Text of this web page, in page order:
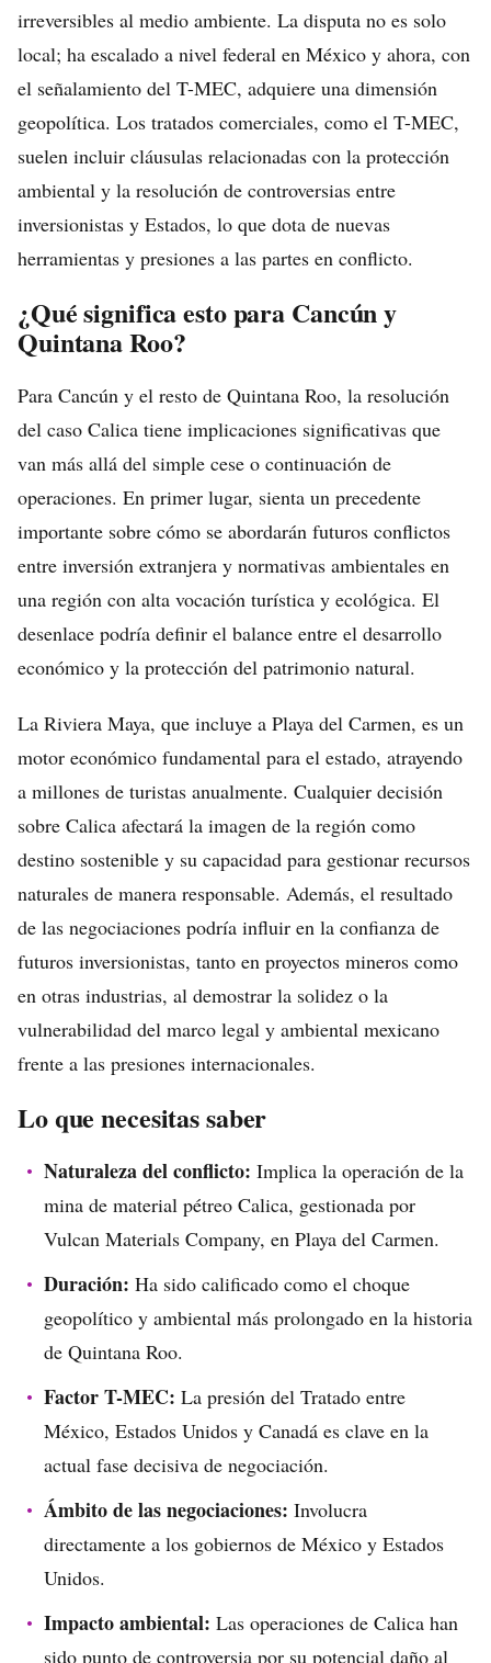
irreversibles al medio ambiente. La disputa no es solo
local; ha escalado a nivel federal en México y ahora, con
el señalamiento del T-MEC, adquiere una dimensión
geopolítica. Los tratados comerciales, como el T-MEC,
suelen incluir cláusulas relacionadas con la protección
ambiental y la resolución de controversias entre
inversionistas y Estados, lo que dota de nuevas
herramientas y presiones a las partes en conflicto.
¿Qué significa esto para Cancún y
Quintana Roo?
Para Cancún y el resto de Quintana Roo, la resolución
del caso Calica tiene implicaciones significativas que
van más allá del simple cese o continuación de
operaciones. En primer lugar, sienta un precedente
importante sobre cómo se abordarán futuros conflictos
entre inversión extranjera y normativas ambientales en
una región con alta vocación turística y ecológica. El
desenlace podría definir el balance entre el desarrollo
económico y la protección del patrimonio natural.
La Riviera Maya, que incluye a Playa del Carmen, es un
motor económico fundamental para el estado, atrayendo
a millones de turistas anualmente. Cualquier decisión
sobre Calica afectará la imagen de la región como
destino sostenible y su capacidad para gestionar recursos
naturales de manera responsable. Además, el resultado
de las negociaciones podría influir en la confianza de
futuros inversionistas, tanto en proyectos mineros como
en otras industrias, al demostrar la solidez o la
vulnerabilidad del marco legal y ambiental mexicano
frente a las presiones internacionales.
Lo que necesitas saber
Naturaleza del conflicto: Implica la operación de la
mina de material pétreo Calica, gestionada por
Vulcan Materials Company, en Playa del Carmen.
Duración: Ha sido calificado como el choque
geopolítico y ambiental más prolongado en la historia
de Quintana Roo.
Factor T-MEC: La presión del Tratado entre
México, Estados Unidos y Canadá es clave en la
actual fase decisiva de negociación.
Ámbito de las negociaciones: Involucra
directamente a los gobiernos de México y Estados
Unidos.
Impacto ambiental: Las operaciones de Calica han
sido punto de controversia por su potencial daño al